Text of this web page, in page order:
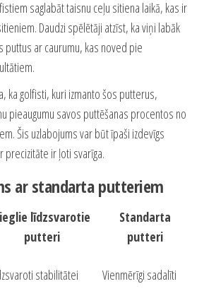
saglabāt taisnu ceļu sitiena laikā, kas ir
Daudzi spēlētāji atzīst, ka viņi labāk
puttus ar caurumu, kas noved pie
ka golfisti, kuri izmanto šos putterus,
pieaugumu savos puttēšanas procentos no
Šis uzlabojums var būt īpaši izdevīgs
precizitāte ir ļoti svarīga.
ar standarta putteriem
līdzsvarotie
putteri
Standarta
putteri
stabilitātei Vienmērīgi sadalīti